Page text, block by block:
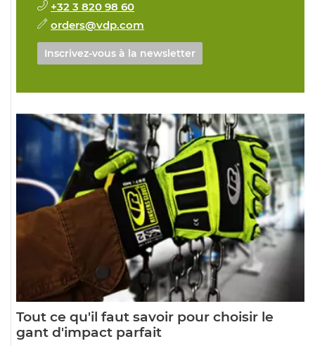
+32 3 820 98 60
orders@vdp.com
Inscrivez-vous à la newsletter
Tout ce qu'il faut savoir pour choisir le
gant d'impact parfait